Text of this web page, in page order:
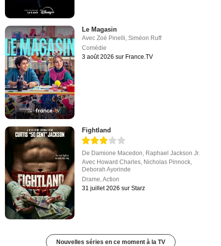
Le Magasin
AvecZoé Pinelli,Siméon Ruff
Comédie
3 août 2026 sur France.TV
Fightland
De Damione Macedon Raphael Jackson Jr.
Avec Howard Charles Nicholas Pinnock
Deborah Ayorinde
Drame ,Action
31 juillet 2026 sur Starz
Nouvelles séries en ce moment à la TV